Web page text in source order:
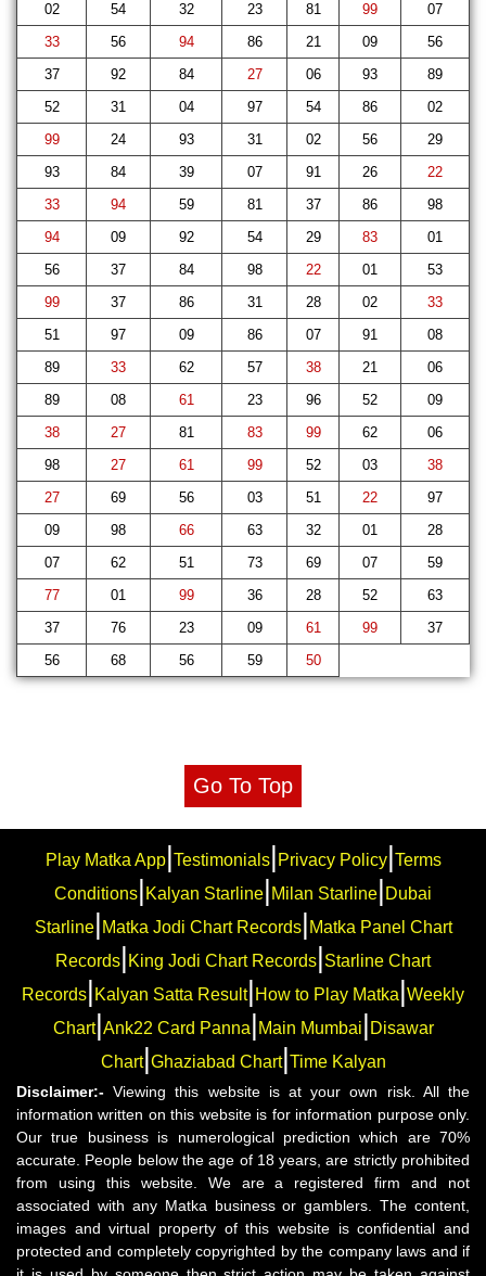
02
54 32 23 81 99
07
33
56 94 86 21 09
56
37
92 84 27 06 93
89
52
31 04 97 54 86
02
99
24 93 31 02 56
29
93
84 39 07 91 26
22
33
94 59 81 37 86
98
94
09 92 54 29 83
01
56
37 84 98 22 01
53
99
37 86 31 28 02
33
51
97 09 86 07 91
08
89
33 62 57 38 21
06
89
08 61 23 96 52
09
38
27 81 83 99 62
06
98
27 61 99 52 03
38
27
69 56 03 51 22
97
09
98 66 63 32 01
28
07
62 51 73 69 07
59
77
01 99 36 28 52
63
37
76 23 09 61 99
37
56
68 56 59 50
Go To Top
Play Matka App|Testimonials| Privacy Policy|Terms
Conditions| Kalyan Starline| Milan Starline| Dubai
Starline| Matka Jodi Chart Records| Matka Panel Chart
Records| King Jodi Chart Records|Starline Chart
Records| Kalyan Satta Result| How to Play Matka|Weekly
Chart|Ank22 Card Panna| Main Mumbai| Disawar
Chart|Ghaziabad Chart|Time Kalyan
Disclaimer:- Viewing this website is at your own risk. All the
information written on this website is for information purpose only.
Our true business is numerological prediction which are 70%
accurate. People below the age of 18 years, are strictly prohibited
from using this website. We are a registered firm and not
associated with any Matka business or gamblers. The content,
images and virtual property of this website is confidential and
protected and completely copyrighted by the company laws and if